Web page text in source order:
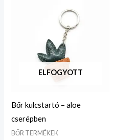
ELFOGYOTT
Bőr kulcstartó – aloe
cserépben
BŐR TERMÉKEK